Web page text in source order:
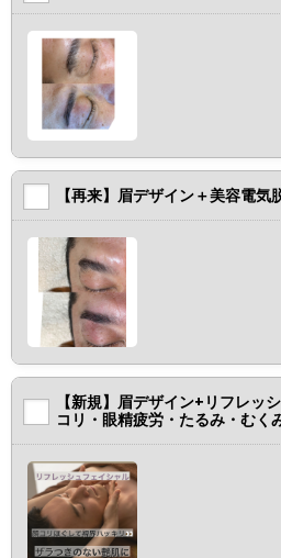
【再来】眉デザイン＋美容電気
【新規】眉デザイン+リフレッ
コリ・眼精疲労・たるみ・むく